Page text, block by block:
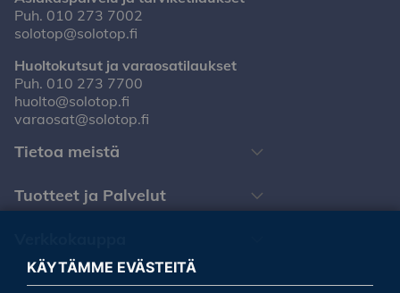
Puh. 010 273 7002
solotop@solotop.fi
Huoltokutsut ja varaosatilaukset
Puh. 010 273 7700
huolto@solotop.fi
varaosat@solotop.fi
Tietoa meistä
Tuotteet ja Palvelut
KÄYTÄMME EVÄSTEITÄ